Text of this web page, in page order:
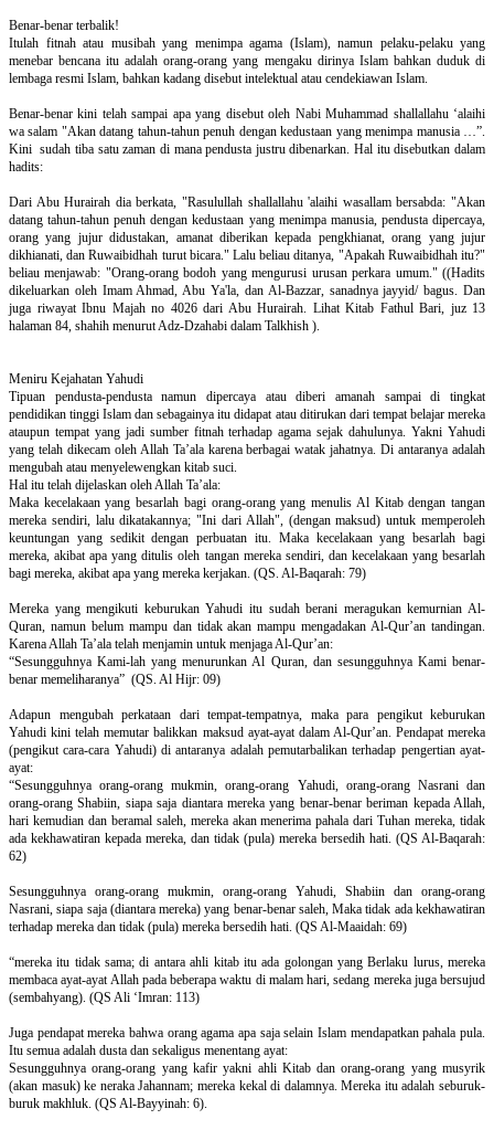
Benar-benar terbalik!
Itulah fitnah atau musibah yang menimpa agama (Islam), namun pelaku-pelaku yang
menebar bencana itu adalah orang-orang yang mengaku dirinya Islam bahkan duduk di
lembaga resmi Islam, bahkan kadang disebut intelektual atau cendekiawan Islam.
Benar-benar kini telah sampai apa yang disebut oleh Nabi Muhammad shallallahu ‘alaihi
wa salam "Akan datang tahun-tahun penuh dengan kedustaan yang menimpa manusia …”.
Kini sudah tiba satu zaman di mana pendusta justru dibenarkan. Hal itu disebutkan dalam
hadits:
Dari Abu Hurairah dia berkata, "Rasulullah shallallahu 'alaihi wasallam bersabda: "Akan
datang tahun-tahun penuh dengan kedustaan yang menimpa manusia, pendusta dipercaya,
orang yang jujur didustakan, amanat diberikan kepada pengkhianat, orang yang jujur
dikhianati, dan Ruwaibidhah turut bicara." Lalu beliau ditanya, "Apakah Ruwaibidhah itu?"
beliau menjawab: "Orang-orang bodoh yang mengurusi urusan perkara umum." ((Hadits
dikeluarkan oleh Imam Ahmad, Abu Ya'la, dan Al-Bazzar, sanadnya jayyid/ bagus. Dan
juga riwayat Ibnu Majah no 4026 dari Abu Hurairah. Lihat Kitab Fathul Bari, juz 13
halaman 84, shahih menurut Adz-Dzahabi dalam Talkhish ).
Meniru Kejahatan Yahudi
Tipuan pendusta-pendusta namun dipercaya atau diberi amanah sampai di tingkat
pendidikan tinggi Islam dan sebagainya itu didapat atau ditirukan dari tempat belajar mereka
ataupun tempat yang jadi sumber fitnah terhadap agama sejak dahulunya. Yakni Yahudi
yang telah dikecam oleh Allah Ta’ala karena berbagai watak jahatnya. Di antaranya adalah
mengubah atau menyelewengkan kitab suci.
Hal itu telah dijelaskan oleh Allah Ta’ala:
Maka kecelakaan yang besarlah bagi orang-orang yang menulis Al Kitab dengan tangan
mereka sendiri, lalu dikatakannya; "Ini dari Allah", (dengan maksud) untuk memperoleh
keuntungan yang sedikit dengan perbuatan itu. Maka kecelakaan yang besarlah bagi
mereka, akibat apa yang ditulis oleh tangan mereka sendiri, dan kecelakaan yang besarlah
bagi mereka, akibat apa yang mereka kerjakan. (QS. Al-Baqarah: 79)
Mereka yang mengikuti keburukan Yahudi itu sudah berani meragukan kemurnian Al-
Quran, namun belum mampu dan tidak akan mampu mengadakan Al-Qur’an tandingan.
Karena Allah Ta’ala telah menjamin untuk menjaga Al-Qur’an:
“Sesungguhnya Kami-lah yang menurunkan Al Quran, dan sesungguhnya Kami benar-
benar memeliharanya” (QS. Al Hijr: 09)
Adapun mengubah perkataan dari tempat-tempatnya, maka para pengikut keburukan
Yahudi kini telah memutar balikkan maksud ayat-ayat dalam Al-Qur’an. Pendapat mereka
(pengikut cara-cara Yahudi) di antaranya adalah pemutarbalikan terhadap pengertian ayat-
ayat:
“Sesungguhnya orang-orang mukmin, orang-orang Yahudi, orang-orang Nasrani dan
orang-orang Shabiin, siapa saja diantara mereka yang benar-benar beriman kepada Allah,
hari kemudian dan beramal saleh, mereka akan menerima pahala dari Tuhan mereka, tidak
ada kekhawatiran kepada mereka, dan tidak (pula) mereka bersedih hati. (QS Al-Baqarah:
62)
Sesungguhnya orang-orang mukmin, orang-orang Yahudi, Shabiin dan orang-orang
Nasrani, siapa saja (diantara mereka) yang benar-benar saleh, Maka tidak ada kekhawatiran
terhadap mereka dan tidak (pula) mereka bersedih hati. (QS Al-Maaidah: 69)
“mereka itu tidak sama; di antara ahli kitab itu ada golongan yang Berlaku lurus, mereka
membaca ayat-ayat Allah pada beberapa waktu di malam hari, sedang mereka juga bersujud
(sembahyang). (QS Ali ‘Imran: 113)
Juga pendapat mereka bahwa orang agama apa saja selain Islam mendapatkan pahala pula.
Itu semua adalah dusta dan sekaligus menentang ayat:
Sesungguhnya orang-orang yang kafir yakni ahli Kitab dan orang-orang yang musyrik
(akan masuk) ke neraka Jahannam; mereka kekal di dalamnya. Mereka itu adalah seburuk-
buruk makhluk. (QS Al-Bayyinah: 6).